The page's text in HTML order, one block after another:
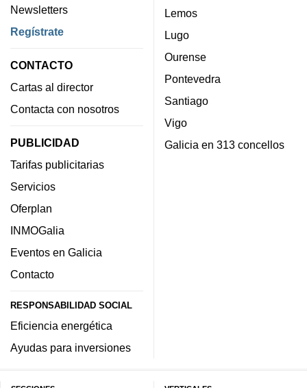
Newsletters
Regístrate
CONTACTO
Cartas al director
Contacta con nosotros
PUBLICIDAD
Tarifas publicitarias
Servicios
Oferplan
INMOGalia
Eventos en Galicia
Contacto
RESPONSABILIDAD SOCIAL
Eficiencia energética
Ayudas para inversiones
Lemos
Lugo
Ourense
Pontevedra
Santiago
Vigo
Galicia en 313 concellos